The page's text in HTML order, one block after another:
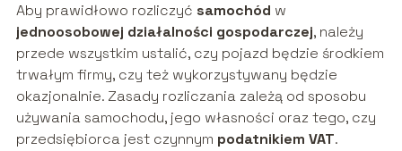
Aby prawidłowo rozliczyć samochód w
jednoosobowej działalności gospodarczej, należy
przede wszystkim ustalić, czy pojazd będzie środkiem
trwałym firmy, czy też wykorzystywany będzie
okazjonalnie. Zasady rozliczania zależą od sposobu
używania samochodu, jego własności oraz tego, czy
przedsiębiorca jest czynnym podatnikiem VAT.